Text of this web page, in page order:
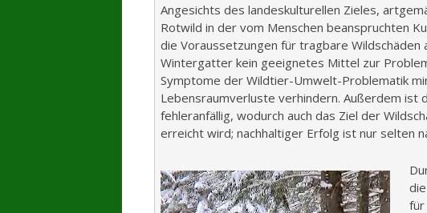
Angesichts des landeskulturellen Zieles,
Rotwild in der vom Menschen beanspruchten
die Voraussetzungen für tragbare Wildschäden
Wintergatter kein geeignetes Mittel zur
Symptome der Wildtier-Umwelt-Problematik
Lebensraumverluste verhindern. Außerdem
fehleranfällig, wodurch auch das Ziel der
erreicht wird; nachhaltiger Erfolg ist nur selten
für